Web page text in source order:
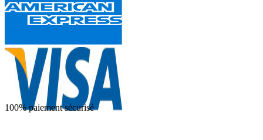
100% paiement sécurisé